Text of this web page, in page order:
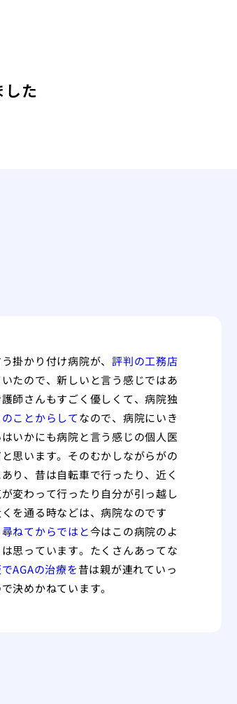
た
掛かり付け病院が、 評判の工務店
たので、新しいと言う感じではあ
師さんもすごく優しくて、病院独
ことからしてなので、病院にいき
いかにも病院と言う感じの個人医
思います。そのむかしながらがの
り、昔は自転車で行ったり、近く
変わって行ったり自分が引っ越し
を通る時などは、病院なのです
ねてからではと今はこの病院のよ
思っています。たくさんあってな
AGAの治療を昔は親が連れていっ
決めかねています。